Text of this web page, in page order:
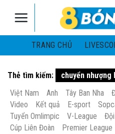
TRANG CHỦ
Thẻ tìm kiếm:
chuyển nhượng
Việt Nam
Anh Tây Ban Nha
Video
Kết quả E-sport
Tuyển Omlimpic
V-League
Cúp Liên Đoàn
Premier League